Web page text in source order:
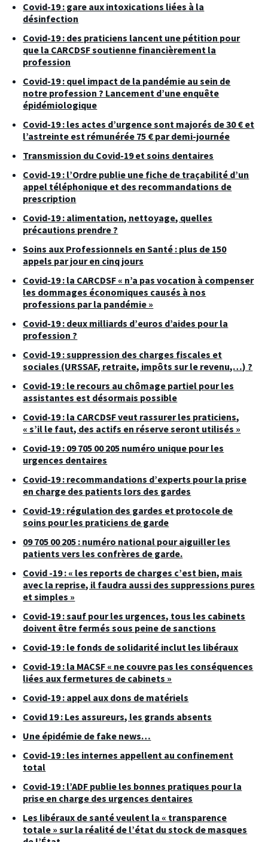
Covid-19 : gare aux intoxications liées à la
désinfection
Covid-19 : des praticiens lancent une pétition pour
que la CARCDSF soutienne financièrement la
profession
Covid-19 : quel impact de la pandémie au sein de
notre profession ? Lancement d’une enquête
épidémiologique
Covid-19 : les actes d’urgence sont majorés de 30 € et
l’astreinte est rémunérée 75 € par demi-journée
Transmission du Covid-19 et soins dentaires
Covid-19 : l’Ordre publie une fiche de traçabilité d’un
appel téléphonique et des recommandations de
prescription
Covid-19 : alimentation, nettoyage, quelles
précautions prendre ?
Soins aux Professionnels en Santé : plus de 150
appels par jour en cinq jours
Covid-19 : la CARCDSF « n’a pas vocation à compenser
les dommages économiques causés à nos
professions par la pandémie »
Covid-19 : deux milliards d’euros d’aides pour la
profession ?
Covid-19 : suppression des charges fiscales et
sociales (URSSAF, retraite, impôts sur le revenu,…) ?
Covid-19 : le recours au chômage partiel pour les
assistantes est désormais possible
Covid-19 : la CARCDSF veut rassurer les praticiens,
« s’il le faut, des actifs en réserve seront utilisés »
Covid-19 : 09 705 00 205 numéro unique pour les
urgences dentaires
Covid-19 : recommandations d’experts pour la prise
en charge des patients lors des gardes
Covid-19 : régulation des gardes et protocole de
soins pour les praticiens de garde
09 705 00 205 : numéro national pour aiguiller les
patients vers les confrères de garde.
Covid -19 : « les reports de charges c’est bien, mais
avec la reprise, il faudra aussi des suppressions pures
et simples »
Covid-19 : sauf pour les urgences, tous les cabinets
doivent être fermés sous peine de sanctions
Covid-19 : le fonds de solidarité inclut les libéraux
Covid-19 : la MACSF « ne couvre pas les conséquences
liées aux fermetures de cabinets »
Covid-19 : appel aux dons de matériels
Covid 19 : Les assureurs, les grands absents
Une épidémie de fake news…
Covid-19 : les internes appellent au confinement
total
Covid-19 : l’ADF publie les bonnes pratiques pour la
prise en charge des urgences dentaires
Les libéraux de santé veulent la « transparence
totale » sur la réalité de l’état du stock de masques